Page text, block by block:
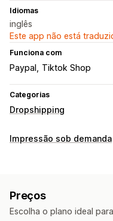
Idiomas
inglês
Este app não está
Funciona com
Paypal Tiktok Shop
Categorias
Dropshipping
Produtos que você pode
Produtos esportivos
Negócios e escritórios
Impressão sob demanda
Produtos
Preços
Escolha o plano ideal